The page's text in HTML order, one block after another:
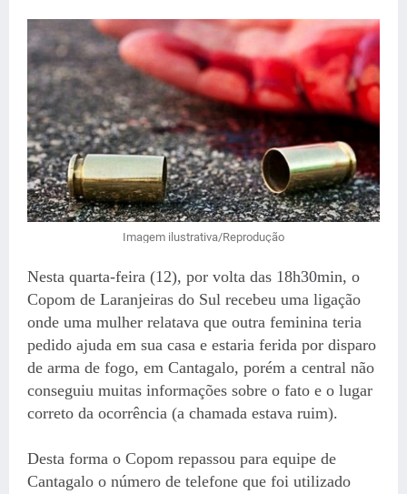
Imagem ilustrativa/Reprodução
Nesta quarta-feira (12), por volta das 18h30min, o
Copom de Laranjeiras do Sul recebeu uma ligação
onde uma mulher relatava que outra feminina teria
pedido ajuda em sua casa e estaria ferida por disparo
de arma de fogo, em Cantagalo, porém a central não
conseguiu muitas informações sobre o fato e o lugar
correto da ocorrência (a chamada estava ruim).
Desta forma o Copom repassou para equipe de
Cantagalo o número de telefone que foi utilizado